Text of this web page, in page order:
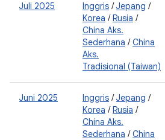
Juli 2025 Inggris /Jepang /
Korea /Rusia /
China Aks.
Sederhana /China
Aks.
Tradisional (Taiwan)
Juni 2025 Inggris /Jepang /
Korea /Rusia /
China Aks.
Sederhana /China